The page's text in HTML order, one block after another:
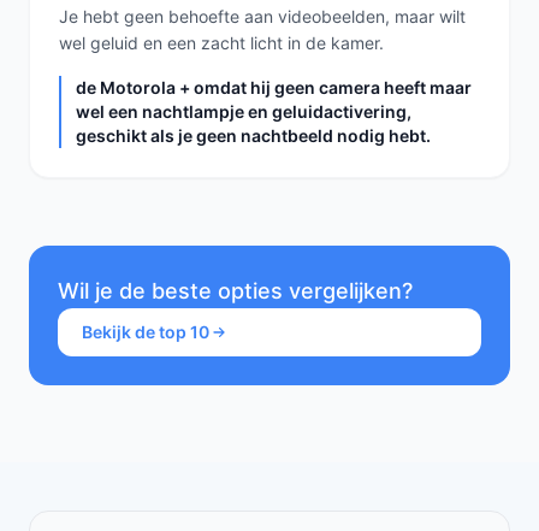
Je hebt geen behoefte aan videobeelden, maar wilt
wel geluid en een zacht licht in de kamer.
de Motorola + omdat hij geen camera heeft maar
wel een nachtlampje en geluidactivering,
geschikt als je geen nachtbeeld nodig hebt.
Wil je de beste opties vergelijken?
Bekijk de top 10